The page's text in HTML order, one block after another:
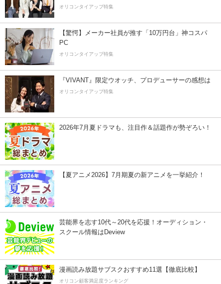
オリコンタイアップ特集
【驚愕】メーカー社員が推す「10万円台」神コスパ
PC
オリコンタイアップ特集
『VIVANT』限定ウオッチ、プロデューサーの感想は
オリコンタイアップ特集
2026年7月夏ドラマも、注目作＆話題作が勢ぞろい！
【夏アニメ2026】7月期夏の新アニメを一挙紹介！
芸能界を志す10代～20代を応援！オーディション・
スクール情報はDeview
漫画読み放題サブスクおすすめ11選【徹底比較】
オリコン顧客満足度ランキング